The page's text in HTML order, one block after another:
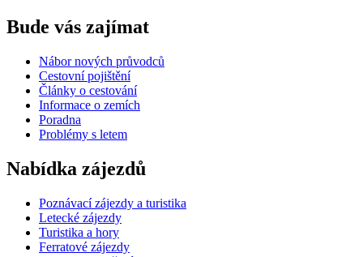
Bude vás zajímat
Nábor nových průvodců
Cestovní pojištění
Články o cestování
Informace o zemích
Poradna
Problémy s letem
Nabídka zájezdů
Poznávací zájezdy a turistika
Letecké zájezdy
Turistika a hory
Ferratové zájezdy